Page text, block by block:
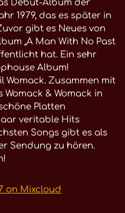
Debüt-Album der
1979, das es später in
gibt es Neues von
„A Man With No Past
hat. Ein sehr
Album!
Womack. Zusammen mit
& Womack in
Platten
veritable Hits
Songs gibt es als
Sendung zu hören.
on Mixcloud